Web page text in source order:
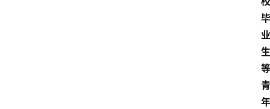
毕
业
生
等
青
年